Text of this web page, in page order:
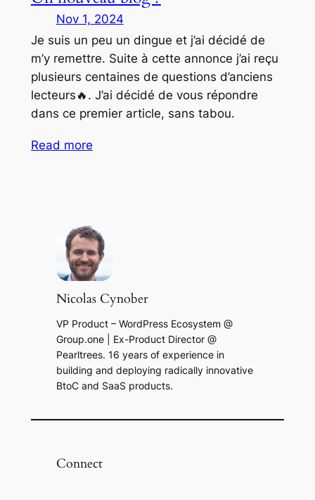
Nov 1, 2024
Je suis un peu un dingue et j’ai décidé de
m’y remettre. Suite à cette annonce j’ai reçu
plusieurs centaines de questions d’anciens
lecteurs🔥. J’ai décidé de vous répondre
dans ce premier article, sans tabou.
Read more
Nicolas Cynober
VP Product – WordPress Ecosystem @
Group.one | Ex-Product Director @
Pearltrees. 16 years of experience in
building and deploying radically innovative
BtoC and SaaS products.
Connect